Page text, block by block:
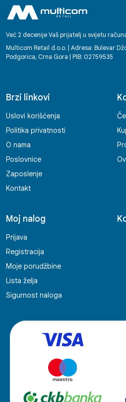
Već 2 decenije Vaš prijatelj u svijetu
Multicom Retail d.o.o. | Adresa: Bulevar
Podgorica, Crna Gora | PIB: 02759535
Brzi linkovi
Uslovi korišćenja
Politika privatnosti
O nama
Poslovnice
Zaposlenje
Kontakt
Moj nalog
Prijava
Registracija
Moje porudžbine
Lista želja
Sigurnost naloga